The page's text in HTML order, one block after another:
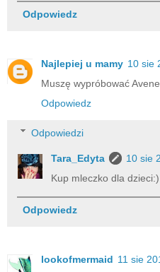
Odpowiedz
Najlepiej u mamy 10 sie
Muszę wypróbować
Odpowiedz
Odpowiedzi
Tara_Edyta
10 sie
Kup mleczko dla dzieci:)
Odpowiedz
lookofmermaid 11 sie